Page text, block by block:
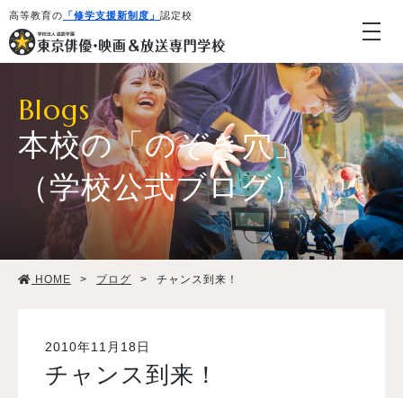
高等教育の 「修学支援新制度」 認定校
学校紹介・教育システム
学生生活
Blogs
本校の「のぞき穴」
（学校公式ブログ）
HOME > ブログ > チャンス到来！
2010年11月18日
チャンス到来！